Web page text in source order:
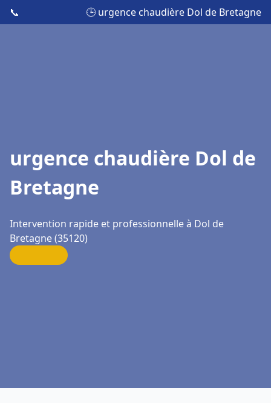
📞 🕒 urgence chaudière Dol de Bretagne
urgence chaudière Dol de
Bretagne
Intervention rapide et professionnelle à Dol de
Bretagne (35120)